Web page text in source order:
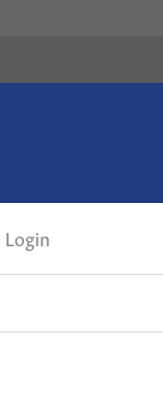
Login